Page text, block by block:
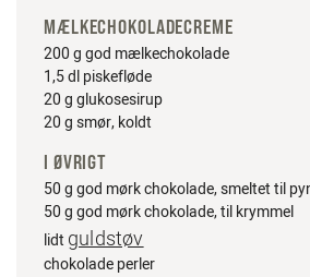
MÆLKECHOKOLADECREME
200 g god mælkechokolade
1,5 dl piskefløde
20 g glukosesirup
20 g smør, koldt
I ØVRIGT
50 g god mørk chokolade, smeltet til
50 g god mørk chokolade, til krymmel
lidt guldstøv
chokolade perler